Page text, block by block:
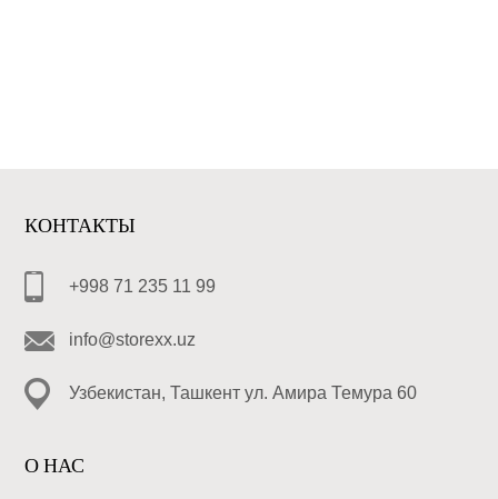
КОНТАКТЫ
+998 71 235 11 99
info@storexx.uz
Узбекистан, Ташкент ул. Амира Темура 60
О НАС